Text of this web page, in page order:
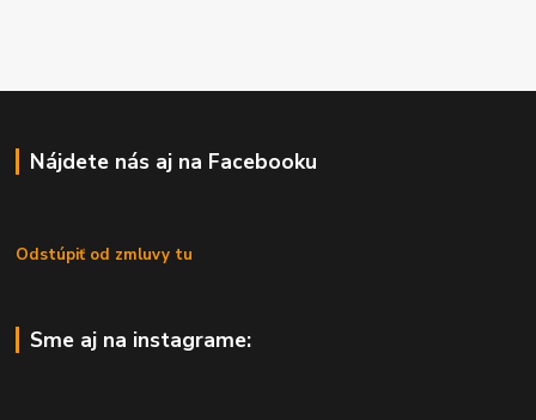
Nájdete nás aj na Facebooku
Odstúpiť od zmluvy tu
Sme aj na instagrame: